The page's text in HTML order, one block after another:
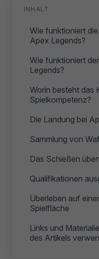
INHALT
Wie funktioniert
Apex Legends?
Wie funktioniert
Legends?
Worin besteht das
Spielkompetenz?
Die Landung bei
Sammlung von
Das Schießen üben
Qualifikationen
Überleben auf
Spielfläche
Links und
des Artikels